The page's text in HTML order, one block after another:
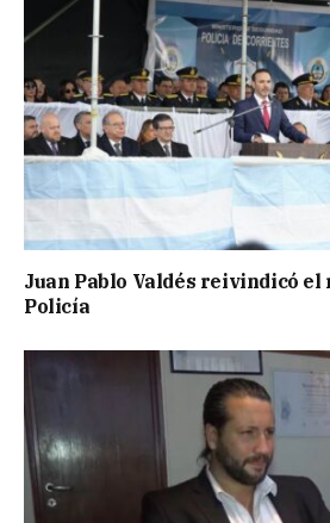
Juan Pablo Valdés reivindicó el
Policía